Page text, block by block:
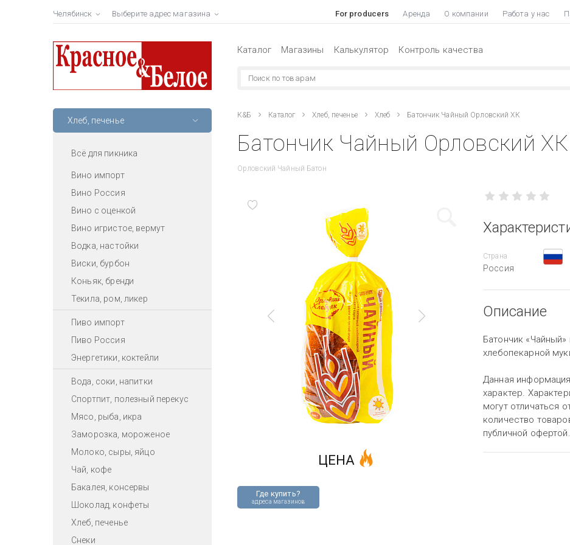
Челябинск Выберите адрес магазина For producers Аренда О компании Работа у нас
Каталог Магазины Калькулятор Контроль качества
Хлеб, печенье
Всё для пикника
Вино импорт
Вино Россия
Вино с оценкой
Вино игристое, вермут
Водка, настойки
Виски, бурбон
Коньяк, бренди
Текила, ром, ликер
Пиво импорт
Пиво Россия
Энергетики, коктейли
Вода, соки, напитки
Спортпит, полезный перекус
Мясо, рыба, икра
Заморозка, мороженое
Молоко, сыры, яйцо
Чай, кофе
Бакалея, консервы
Шоколад, конфеты
Хлеб, печенье
Снеки
К&Б Каталог Хлеб, печенье Хлеб Батончик Чайный Орловский ХК
Батончик Чайный Орловский
Орловский Чайный Батон
Где купить?
адреса магазинов
ЦЕНА
Страна
Россия
Описание
Батончик
хлебопекарной
Данная
характер.
могут отличаться
количество
публичной офертой.